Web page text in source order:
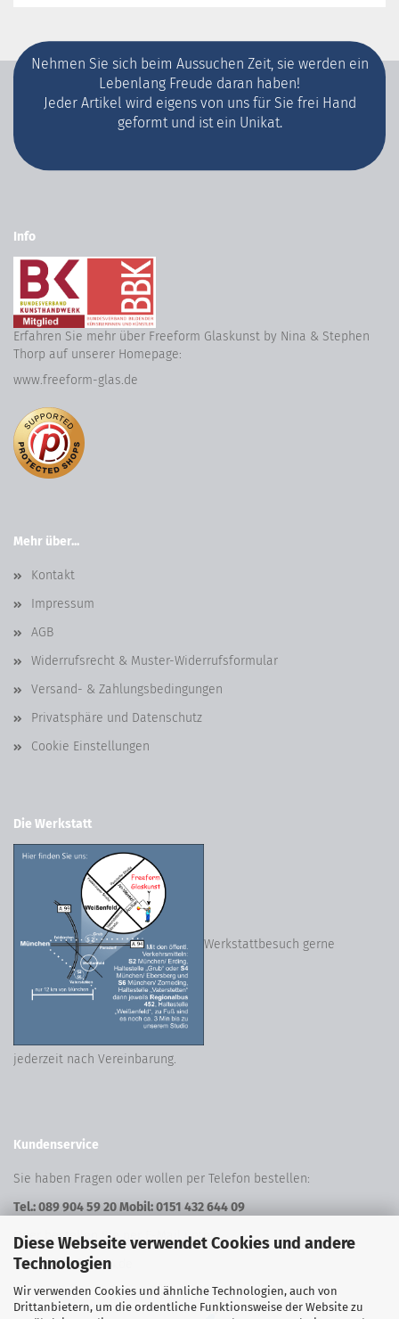
Diese Webseite verwendet Cookies und andere
Technologien
Wir verwenden Cookies und ähnliche Technologien, auch von
Drittanbietern, um die ordentliche Funktionsweise der Website zu
Nehmen Sie sich beim Aussuchen Zeit, sie werden ein
Lebenlang Freude daran haben!
Jeder Artikel wird eigens von uns für Sie frei Hand
geformt und ist ein Unikat.
Info
Erfahren Sie mehr über Freeform Glaskunst by Nina & Stephen
Thorp auf unserer Homepage:
www.freeform-glas.de
Mehr über...
Kontakt
Impressum
AGB
Widerrufsrecht & Muster-Widerrufsformular
Versand- & Zahlungsbedingungen
Privatsphäre und Datenschutz
Cookie Einstellungen
Die Werkstatt
Werkstattbesuch gerne
jederzeit nach Vereinbarung.
Kundenservice
Sie haben Fragen oder wollen per Telefon bestellen:
Tel.: 089 904 59 20 Mobil: 0151 432 644 09
Oder bestellen Sie per E-Mail unter:
shop@freeform24.de
Sicher Zahlen